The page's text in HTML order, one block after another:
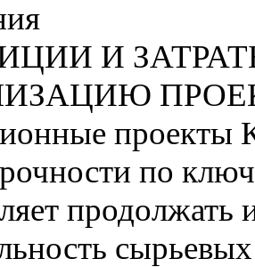
И
проекты
по
продолжать